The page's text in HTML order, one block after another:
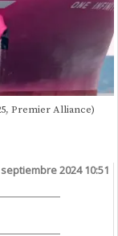
Premier Alliance)
2024 10:51